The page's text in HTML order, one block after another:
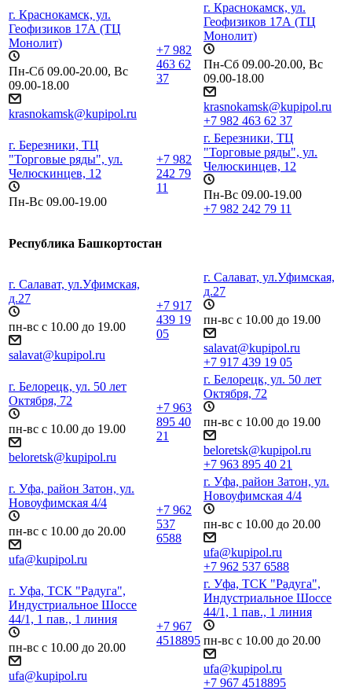
г. Краснокамск, ул.
Геофизиков 17А (ТЦ
Монолит)
Пн-Сб 09.00-20.00, Вс
09.00-18.00
krasnokamsk@kupipol.ru
+7 982
463 62
37
г. Краснокамск, ул.
Геофизиков 17А (ТЦ
Монолит)
Пн-Сб 09.00-20.00, Вс
09.00-18.00
krasnokamsk@kupipol.ru
+7 982 463 62 37
г. Березники, ТЦ
"Торговые ряды", ул.
Челюскинцев, 12
Пн-Вс 09.00-19.00
+7 982
242 79
11
г. Березники, ТЦ
"Торговые ряды", ул.
Челюскинцев, 12
Пн-Вс 09.00-19.00
+7 982 242 79 11
Республика Башкортостан
г. Салават, ул.Уфимская,
д.27
пн-вс с 10.00 до 19.00
salavat@kupipol.ru
+7 917
439 19
05
г. Салават, ул.Уфимская,
д.27
пн-вс с 10.00 до 19.00
salavat@kupipol.ru
+7 917 439 19 05
г. Белорецк, ул. 50 лет
Октября, 72
пн-вс с 10.00 до 19.00
beloretsk@kupipol.ru
+7 963
895 40
21
г. Белорецк, ул. 50 лет
Октября, 72
пн-вс с 10.00 до 19.00
beloretsk@kupipol.ru
+7 963 895 40 21
г. Уфа, район Затон, ул.
Новоуфимская 4/4
пн-вс с 10.00 до 20.00
ufa@kupipol.ru
+7 962
537
6588
г. Уфа, район Затон, ул.
Новоуфимская 4/4
пн-вс с 10.00 до 20.00
ufa@kupipol.ru
+7 962 537 6588
г. Уфа, ТСК "Радуга",
Индустриальное Шоссе
44/1, 1 пав., 1 линия
пн-вс с 10.00 до 20.00
ufa@kupipol.ru
+7 967
4518895
г. Уфа, ТСК "Радуга",
Индустриальное Шоссе
44/1, 1 пав., 1 линия
пн-вс с 10.00 до 20.00
ufa@kupipol.ru
+7 967 4518895